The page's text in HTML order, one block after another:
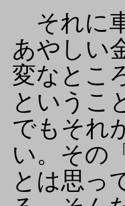
それに
あやしい
変なとこ
というこ
でもそれ
い。その
とは思っ